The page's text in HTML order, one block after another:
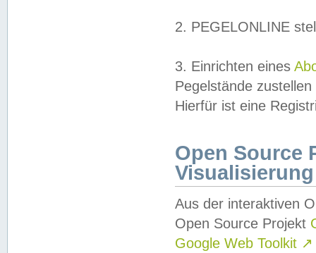
2. PEGELONLINE
3. Einrichten eines
Pegelstände
Hierfür ist eine
Open Source
Visualisierung
Aus der interaktiven
Open Source Projekt
Google Web Toolkit ↗